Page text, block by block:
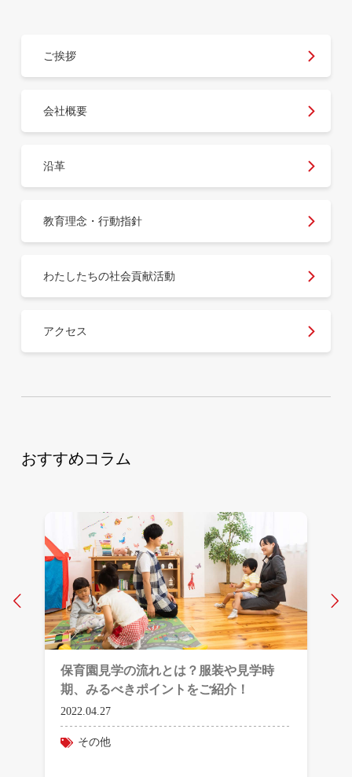
ご挨拶
会社概要
沿革
教育理念・行動指針
わたしたちの社会貢献活動
アクセス
おすすめコラム
保育園見学の流れとは？服装や見学時
期、みるべきポイントをご紹介！
2022.04.27
その他